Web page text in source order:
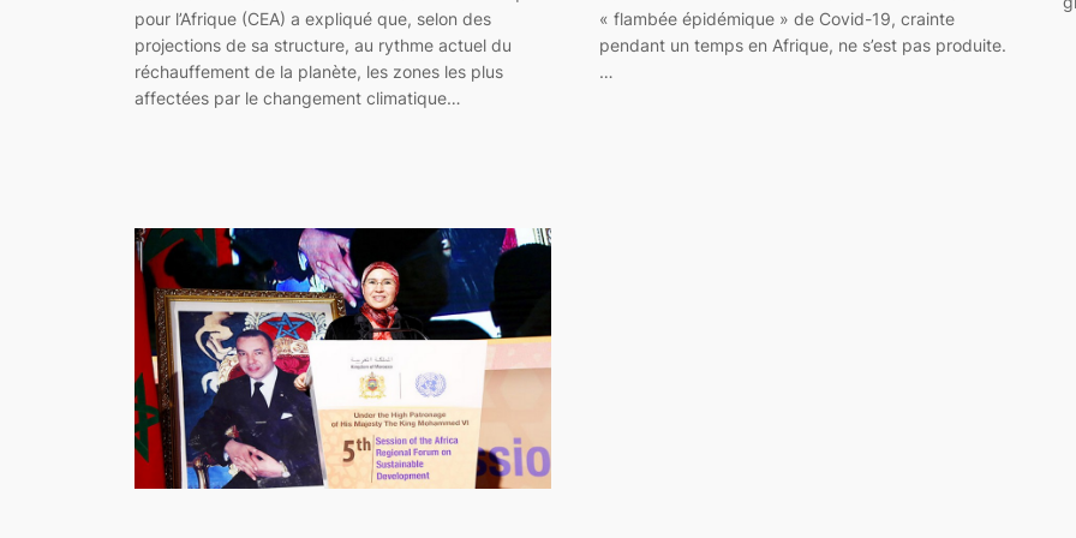
pour l’Afrique (CEA) a expliqué que, selon des
projections de sa structure, au rythme actuel du
réchauffement de la planète, les zones les plus
affectées par le changement climatique…
« flambée épidémique » de Covid-19, crainte
pendant un temps en Afrique, ne s’est pas produite.
…